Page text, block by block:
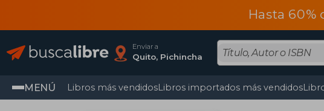
Hasta
Enviar a
Quito, Pichincha
MENÚ Libros más vendidosLibros importados más vendidos